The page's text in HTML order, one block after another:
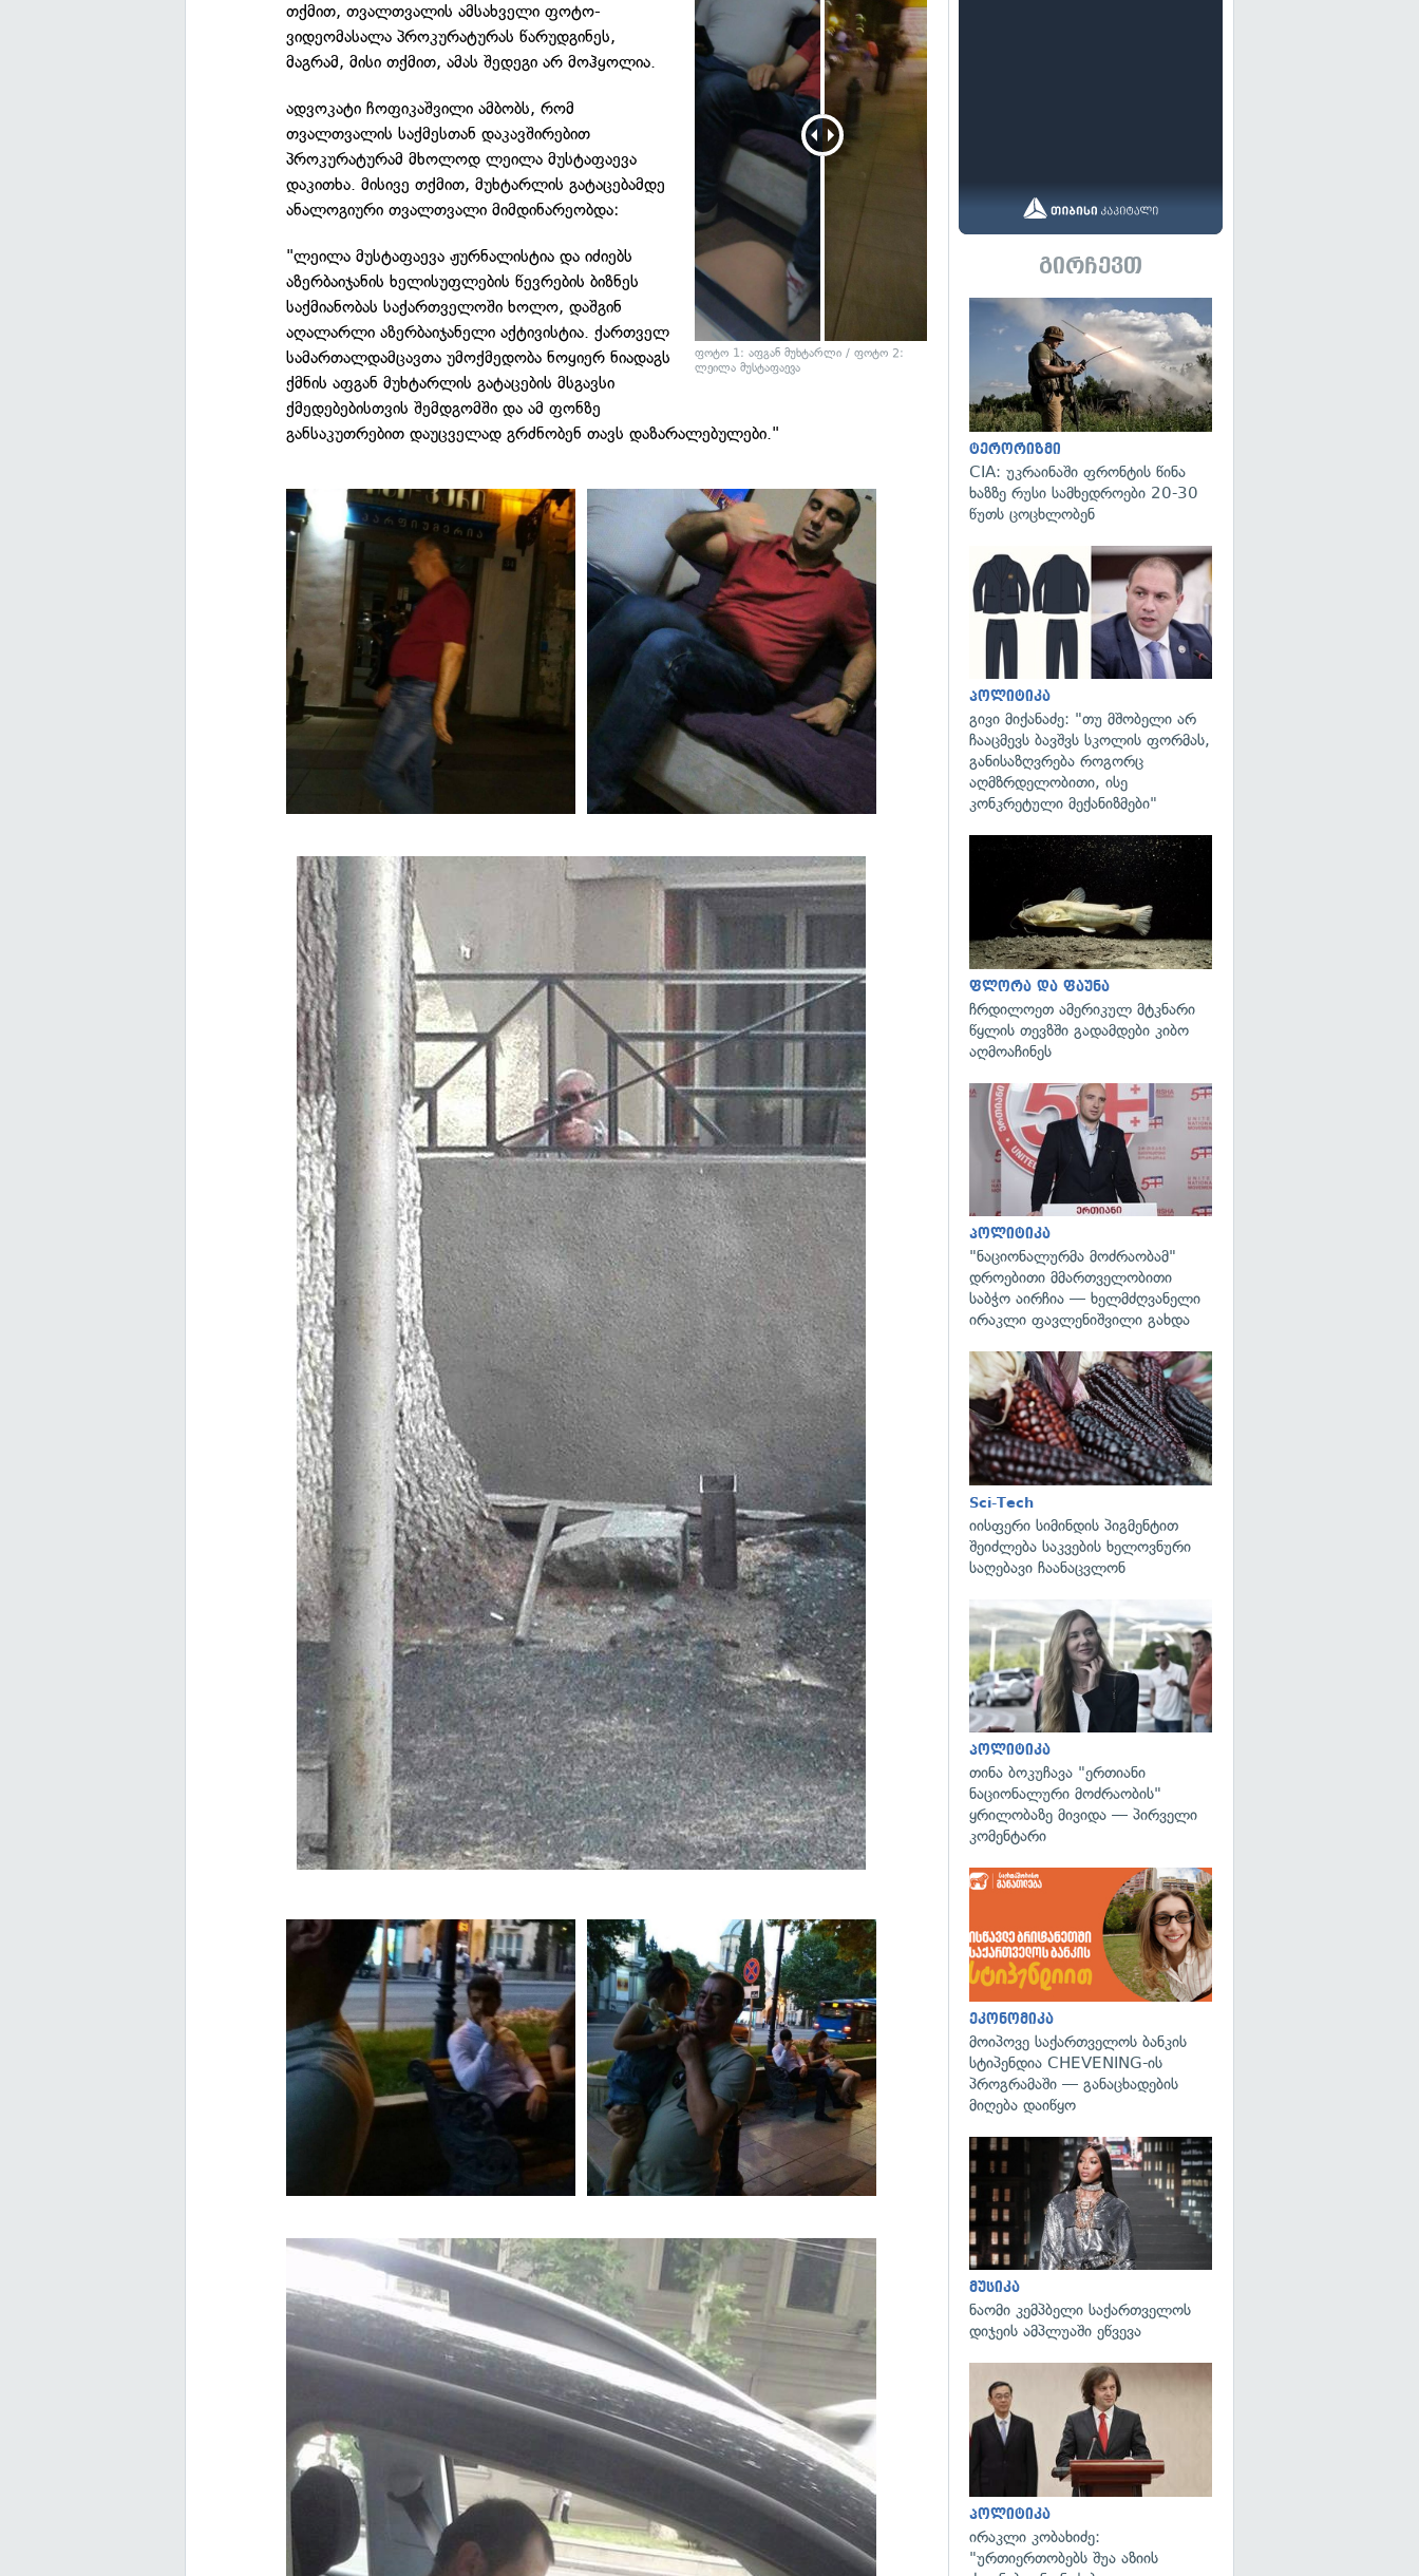
ფოტო 1: აფგან მუხტარლი / ფოტო 2:
ლეილა მუსტაფაევა
თქმით, თვალთვალის ამსახველი ფოტო-
ვიდეომასალა პროკურატურას წარუდგინეს,
მაგრამ, მისი თქმით, ამას შედეგი არ მოჰყოლია.
ადვოკატი ჩოფიკაშვილი ამბობს, რომ
თვალთვალის საქმესთან დაკავშირებით
პროკურატურამ მხოლოდ ლეილა მუსტაფაევა
დაკითხა. მისივე თქმით, მუხტარლის გატაცებამდე
ანალოგიური თვალთვალი მიმდინარეობდა:
"ლეილა მუსტაფაევა ჟურნალისტია და იძიებს
აზერბაიჯანის ხელისუფლების წევრების ბიზნეს
საქმიანობას საქართველოში ხოლო, დაშგინ
აღალარლი აზერბაიჯანელი აქტივისტია. ქართველ
სამართალდამცავთა უმოქმედობა ნოყიერ ნიადაგს
ქმნის აფგან მუხტარლის გატაცების მსგავსი
ქმედებებისთვის შემდგომში და ამ ფონზე
განსაკუთრებით დაუცველად გრძნობენ თავს დაზარალებულები."
გირჩევთ
ტერორიზმი
CIA: უკრაინაში ფრონტის წინა
ხაზზე რუსი სამხედროები 20-30
წუთს ცოცხლობენ
პოლიტიკა
გივი მიქანაძე: "თუ მშობელი არ
ჩააცმევს ბავშვს სკოლის ფორმას,
განისაზღვრება როგორც
აღმზრდელობითი, ისე
კონკრეტული მექანიზმები"
ფლორა და ფაუნა
ჩრდილოეთ ამერიკულ მტკნარი
წყლის თევზში გადამდები კიბო
აღმოაჩინეს
პოლიტიკა
"ნაციონალურმა მოძრაობამ"
დროებითი მმართველობითი
საბჭო აირჩია — ხელმძღვანელი
ირაკლი ფავლენიშვილი გახდა
Sci-Tech
იისფერი სიმინდის პიგმენტით
შეიძლება საკვების ხელოვნური
საღებავი ჩაანაცვლონ
პოლიტიკა
თინა ბოკუჩავა "ერთიანი
ნაციონალური მოძრაობის"
ყრილობაზე მივიდა — პირველი
კომენტარი
ეკონომიკა
მოიპოვე საქართველოს ბანკის
სტიპენდია CHEVENING-ის
პროგრამაში — განაცხადების
მიღება დაიწყო
მუსიკა
ნაომი კემპბელი საქართველოს
დიჯეის ამპლუაში ეწვევა
პოლიტიკა
ირაკლი კობახიძე:
"ურთიერთობებს შუა აზიის